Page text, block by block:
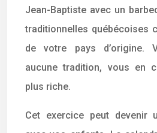
Jean-Baptiste avec un
traditionnelles québécoises
de votre pays d’origine.
aucune tradition, vous en
plus riche.
Cet exercice peut devenir